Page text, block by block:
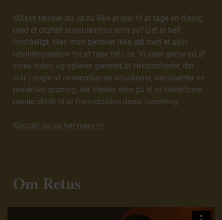
Måske tænker du, at du ikke er klar til at tage en dialog
med et digitalt konsulenthus som os? Det er helt
forståeligt. Men man behøver ikke stå med et akut
udviklingsbehov for at tage fat i os. Vi deler gerne ud af
vores viden, og oplever generelt at virksomheder, der
står i nogle af nedenstående situationer, værdsætter en
proaktive sparring, der klæder dem på til at identificere
næste skridt til at fremtidssikre deres forretning.
Kontakt os og hør mere >>
Om Retus